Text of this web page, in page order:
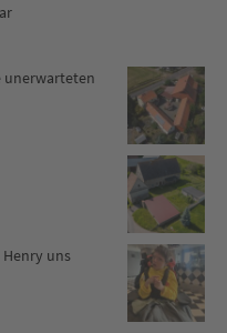
unerwarteten
uns